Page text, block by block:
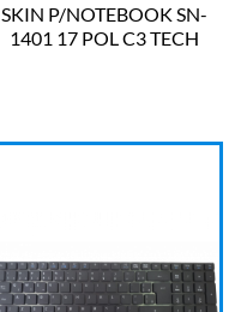
SKIN P/NOTEBOOK SN-
1401 17 POL C3 TECH